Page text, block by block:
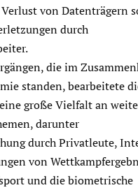
von Datenträgern
durch
die im
standen, bearbeitete
große Vielfalt an
darunter
durch Privatleute,
von
und die biometrische